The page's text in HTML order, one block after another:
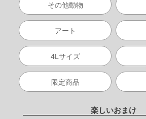
その他動物
アート
4Lサイズ
限定商品
楽しいおまけ